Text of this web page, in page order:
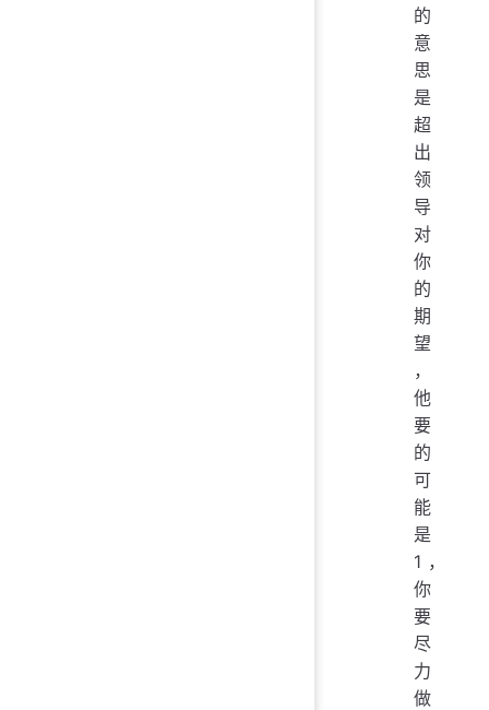
的
意
思
是
超
出
领
导
对
你
的
期
望
，
他
要
的
可
能
是
1，
你
要
尽
力
做